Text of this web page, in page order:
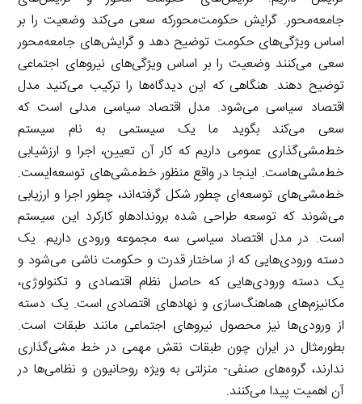
جامعه‌محور. گرایش حکومت‌محورکه سعی می‌کند وضعیت را بر
اساس ویژگی‌های حکومت توضیح دهد و گرایش‌های جامعه‌محور
سعی می‌کنند وضعیت را بر اساس ویژگی‌های نیروهای اجتماعی
توضیح دهند. هنگاهی که این دیدگاه‌ها را ترکیب می‌کنید مدل
اقتصاد سیاسی می‌شود. مدل اقتصاد سیاسی مدلی است که
سعی می‌کند بگوید ما یک سیستمی به نام سیستم
خط‌مشی‌گذاری عمومی داریم که کار آن تعیین، اجرا و ارزشیابی
خط‌مشی‌هاست. اینجا در واقع منظور خط‌مشی‌های توسعه‌ایست.
خط‌مشی‌های توسعه‌ای چطور شکل گرفته‌اند، چطور اجرا و ارزیابی
می‌شوند که توسعه طراحی شده بروندادهاو کارکرد این سیستم
است. در مدل اقتصاد سیاسی سه مجموعه ورودی داریم. یک
دسته ورودی‌هایی که از ساختار قدرت و حکومت ناشی می‌شود و
یک دسته ورودی‌هایی که حاصل نظام اقتصادی و تکنولوژی،
مکانیزم‌های هماهنگ‌سازی و نهادهای اقتصادی است. یک دسته
از ورودی‌ها نیز محصول نیروهای اجتماعی مانند طبقات است.
بطورمثال در ایران چون طبقات نقش مهمی در خط مشی‌گذاری
ندارند، گروه‌های صنفی- منزلتی به ویژه روحانیون و نظامی‌ها در
آن اهمیت پیدا می‌کنند.